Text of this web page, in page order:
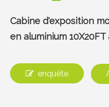
Cabine d'exposition
en aluminium
enquête